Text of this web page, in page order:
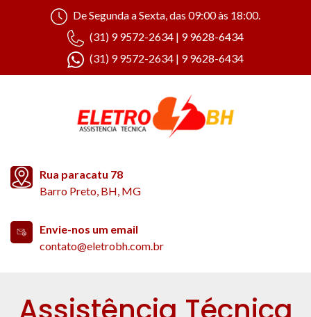
De Segunda a Sexta, das 09:00 às 18:00.
(31) 9 9572-2634 | 9 9628-6434
(31) 9 9572-2634 | 9 9628-6434
Rua paracatu 78
Barro Preto, BH, MG
Envie-nos um email
contato@eletrobh.com.br